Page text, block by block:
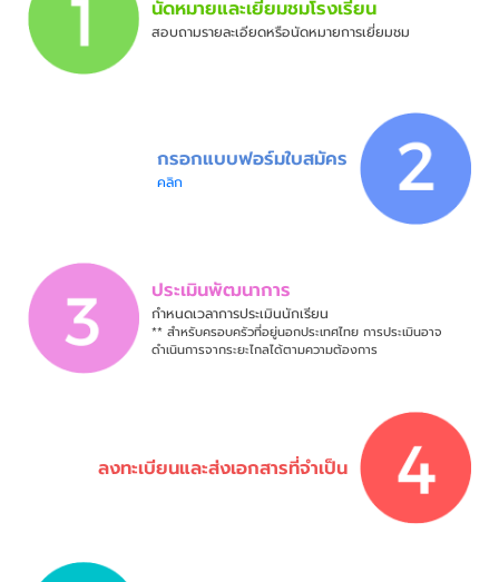
นัดหมายและเยี่ยมชมโรงเรียน
สอบถามรายละเอียดหรือนัดหมายการเยี่ยมชม
กรอกแบบฟอร์มใบสมัคร
คลิก
ประเมินพัฒนาการ
กำหนดเวลาการประเมินนักเรียน
** สำหรับครอบครัวที่อยู่นอกประเทศไทย การประเมินอาจ
ดำเนินการจากระยะไกลได้ตามความต้องการ
ลงทะเบียนและส่งเอกสารที่จำเป็น